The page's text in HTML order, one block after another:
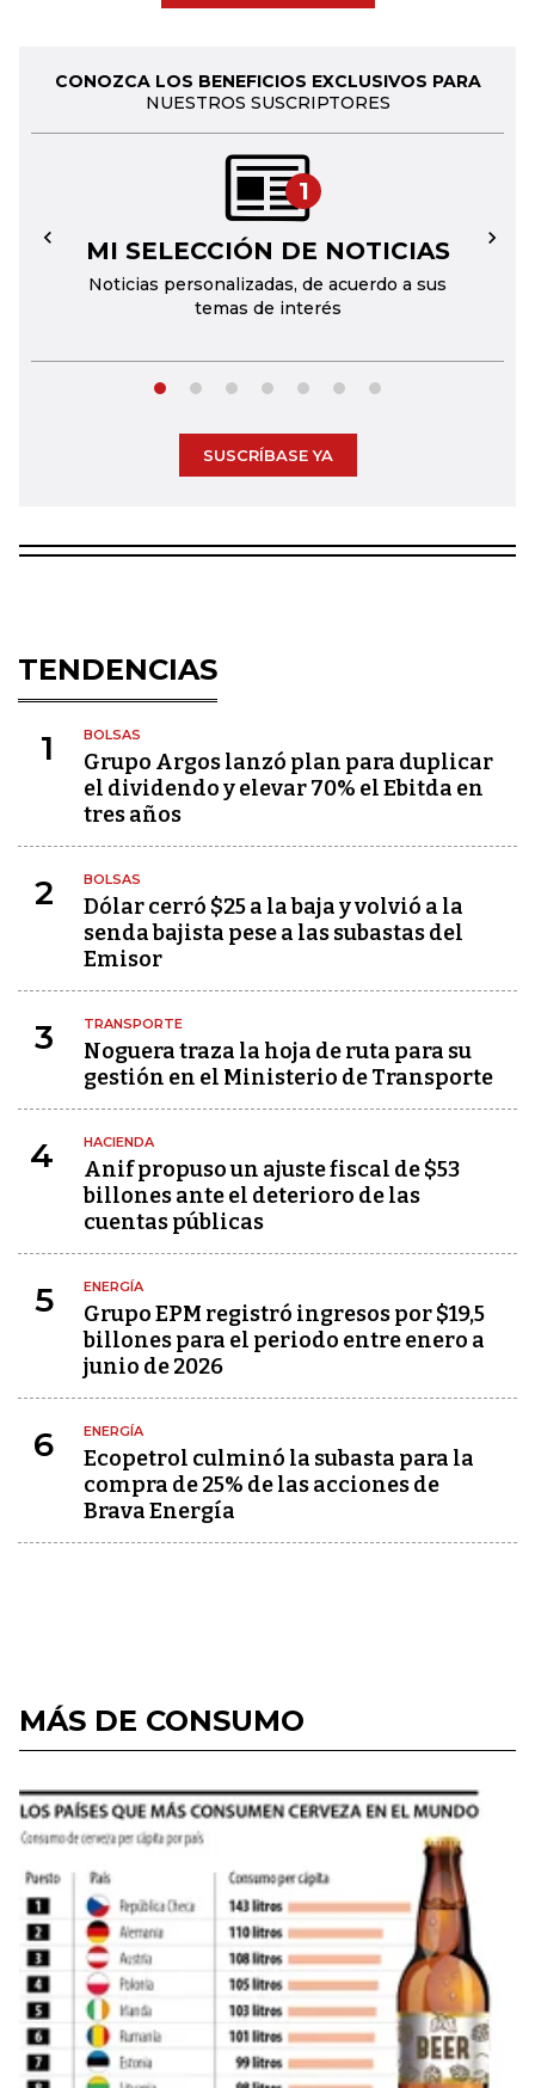
CONOZCA LOS BENEFICIOS EXCLUSIVOS PARA
NUESTROS SUSCRIPTORES
1
MI SELECCIÓN DE NOTICIAS
Noticias personalizadas, de acuerdo a sus
temas de interés
← →
SUSCRÍBASE YA
TENDENCIAS
1 BOLSAS
Grupo Argos lanzó plan para duplicar
el dividendo y elevar 70% el Ebitda en
tres años
2 BOLSAS
Dólar cerró $25 a la baja y volvió a la
senda bajista pese a las subastas del
Emisor
3 TRANSPORTE
Noguera traza la hoja de ruta para su
gestión en el Ministerio de Transporte
4 HACIENDA
Anif propuso un ajuste fiscal de $53
billones ante el deterioro de las
cuentas públicas
5 ENERGÍA
Grupo EPM registró ingresos por $19,5
billones para el periodo entre enero a
junio de 2026
6 ENERGÍA
Ecopetrol culminó la subasta para la
compra de 25% de las acciones de
Brava Energía
MÁS DE CONSUMO